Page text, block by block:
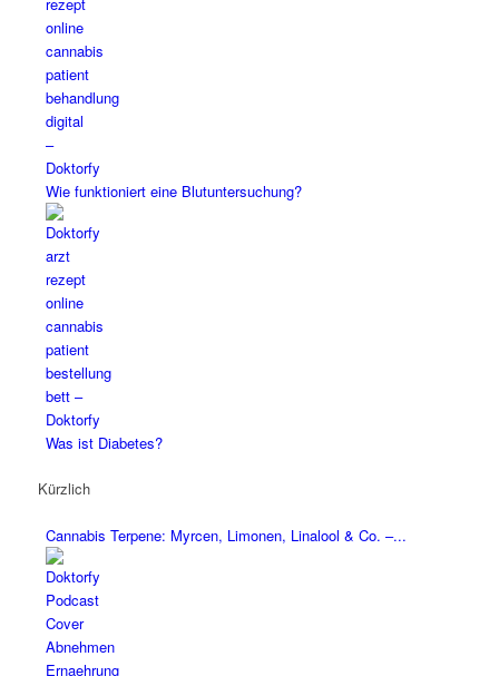
Wie funktioniert eine Blutuntersuchung?
Was ist Diabetes?
Kürzlich
Cannabis Terpene: Myrcen, Limonen, Linalool & Co. –...